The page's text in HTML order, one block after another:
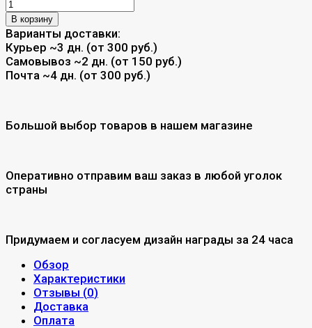
В корзину
Варианты доставки:
Курьер ~3 дн. (от 300 руб.)
Самовывоз ~2 дн. (от 150 руб.)
Почта ~4 дн. (от 300 руб.)
Большой выбор товаров в нашем магазине
Оперативно отправим ваш заказ в любой уголок
страны
Придумаем и согласуем дизайн награды за 24 часа
Обзор
Характеристики
Отзывы (0)
Доставка
Оплата